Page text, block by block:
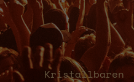
Kristallbaren